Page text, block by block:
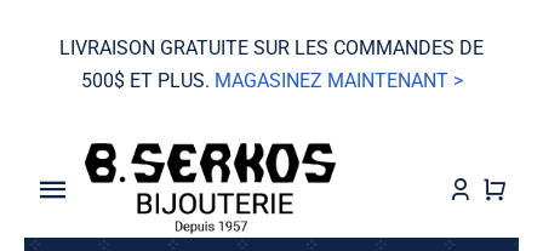
LIVRAISON GRATUITE SUR LES COMMANDES DE
500$ ET PLUS. MAGASINEZ MAINTENANT >
Toggle